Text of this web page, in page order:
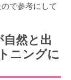
で参考にして
自然と出
ニングに